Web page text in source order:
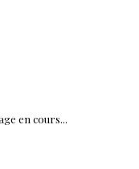
en cours...